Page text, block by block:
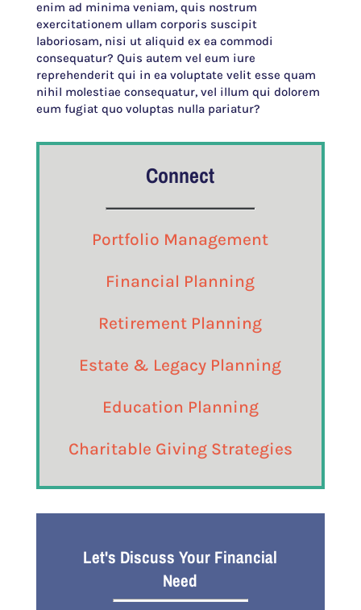
enim ad minima veniam, quis nostrum
exercitationem ullam corporis suscipit
laboriosam, nisi ut aliquid ex ea commodi
consequatur? Quis autem vel eum iure
reprehenderit qui in ea voluptate velit esse quam
nihil molestiae consequatur, vel illum qui dolorem
eum fugiat quo voluptas nulla pariatur?
Connect
Portfolio Management
Financial Planning
Retirement Planning
Estate & Legacy Planning
Education Planning
Charitable Giving Strategies
Let's Discuss Your Financial
Need